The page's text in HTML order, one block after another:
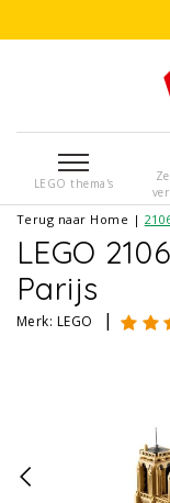
LEGO thema's
Terug naar Home |
LEGO
Parijs
Merk: LEGO |